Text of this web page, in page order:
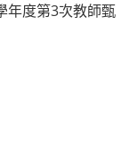
年度第3次教師甄